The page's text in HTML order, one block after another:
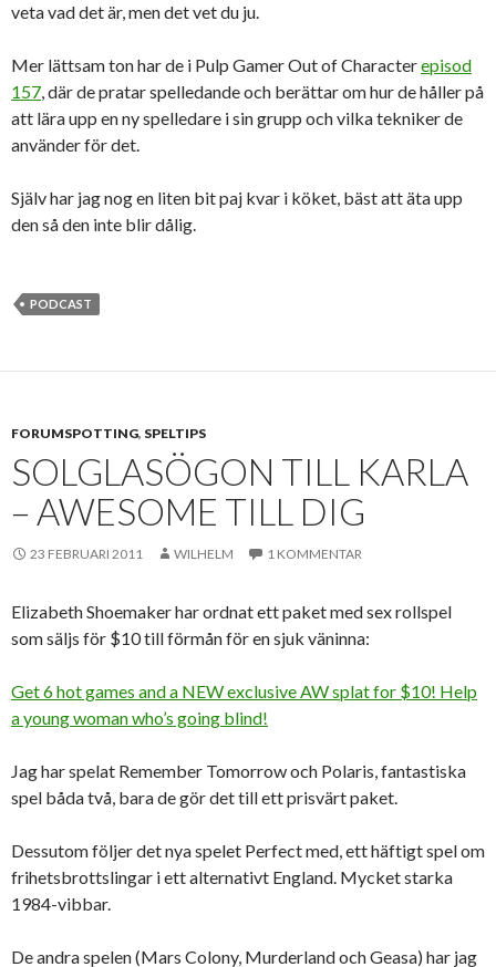
veta vad det är, men det vet du ju.
Mer lättsam ton har de i Pulp Gamer Out of Characterepisod
157, där de pratar spelledande och berättar om hur de håller på
att lära upp en ny spelledare i sin grupp och vilka tekniker de
använder för det.
Själv har jag nog en liten bit paj kvar i köket, bäst att äta upp
den så den inte blir dålig.
PODCAST
FORUMSPOTTING, SPELTIPS
SOLGLASÖGON TILL KARLA
– AWESOME TILL DIG
23 FEBRUARI 2011 WILHELM 1 KOMMENTAR
Elizabeth Shoemaker har ordnat ett paket med sex rollspel
som säljs för $10 till förmån för en sjuk väninna:
Get 6 hot games and a NEW exclusive AW splat for $10! Help
a young woman who’s going blind!
Jag har spelat Remember Tomorrow och Polaris, fantastiska
spel båda två, bara de gör det till ett prisvärt paket.
Dessutom följer det nya spelet Perfect med, ett häftigt spel om
frihetsbrottslingar i ett alternativt England. Mycket starka
1984-vibbar.
De andra spelen (Mars Colony, Murderland och Geasa) har jag